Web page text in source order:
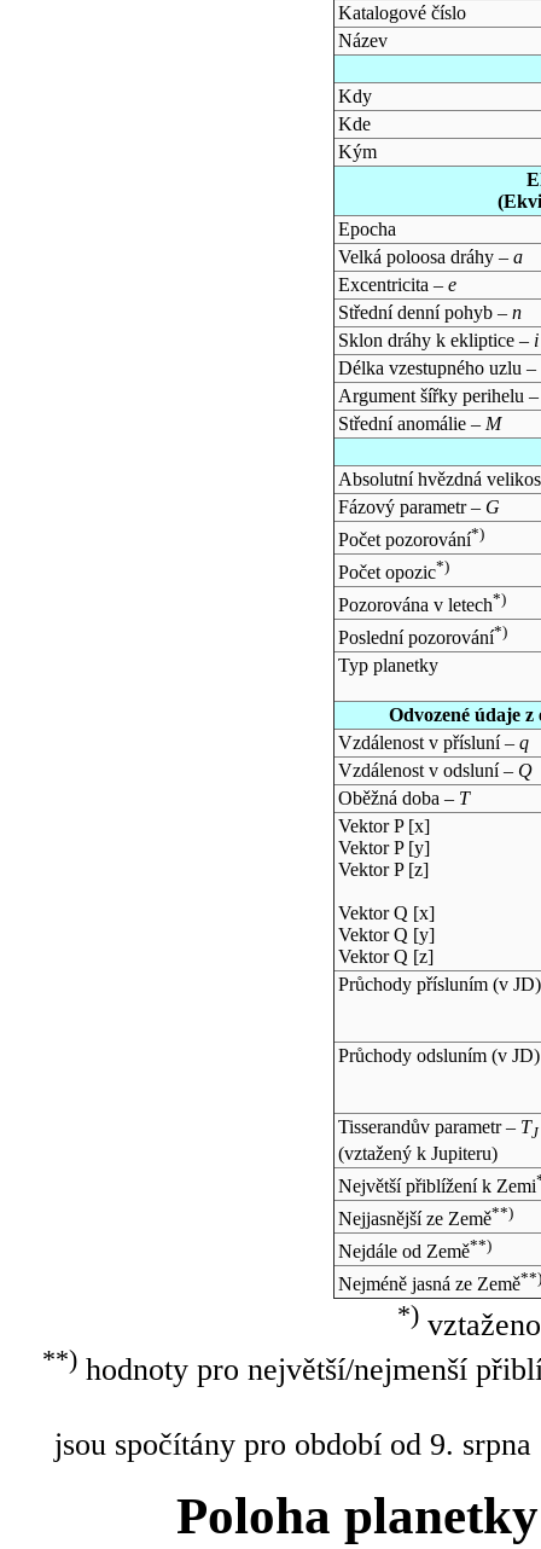
Katalogové číslo
Název
Kdy
Kde
Kým
Epocha
Velká poloosa dráhy – a
Excentricita – e
Střední denní pohyb – n
Sklon dráhy k ekliptice – i
Délka vzestupného uzlu –
Argument šířky perihelu
Střední anomálie – M
Absolutní hvězdná
Fázový parametr – G
Počet pozorování*)
Počet opozic*)
Pozorována v letech*)
Poslední pozorování*)
Typ planetky
Odvozené údaje
Vzdálenost v přísluní – q
Vzdálenost v odsluní – Q
Oběžná doba – T
Vektor P [x]
Vektor P [y]
Vektor P [z]
Vektor Q [x]
Vektor Q [y]
Vektor Q [z]
Průchody přísluním (v JD)
Průchody odsluním (v JD)
Tisserandův parametr – TJ
(vztažený k Jupiteru)
Největší přiblížení k Zemi
Nejjasnější ze Země**)
Nejdále od Země**)
Nejméně jasná ze Země**)
*)
**)hodnoty pro největší/nejmenší
jsou spočítány pro období od 9.
Poloha